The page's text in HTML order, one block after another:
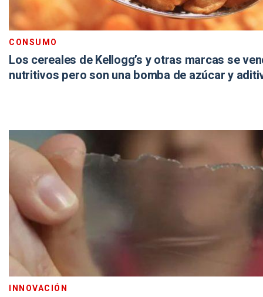
CONSUMO
Los cereales de Kellogg’s y otras marcas se
nutritivos pero son una bomba de azúcar y
INNOVACIÓN